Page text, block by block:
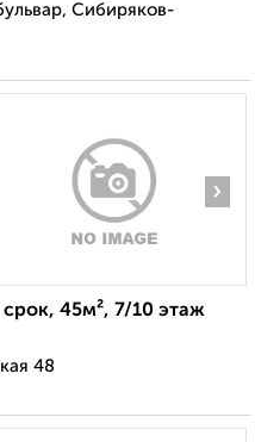
Сибиряков-
›
45м², 7/10 этаж
48